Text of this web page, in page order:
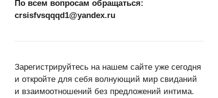
По всем вопросам обращаться:
crsisfvsqqqd1@yandex.ru
Зарегистрируйтесь на нашем сайте уже сегодня
и откройте для себя волнующий мир свиданий
и взаимоотношений без предложений интима.